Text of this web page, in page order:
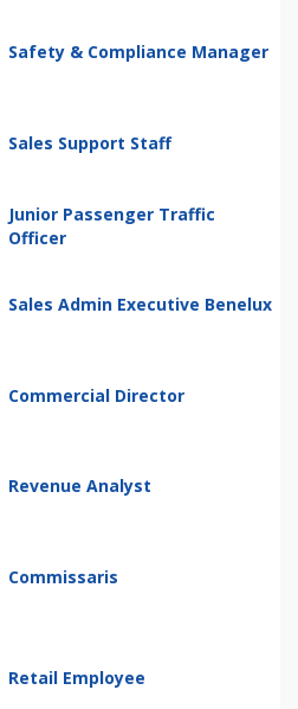
Safety & Compliance Manager
Sales Support Staff
Junior Passenger Traffic
Officer
Sales Admin Executive Benelux
Commercial Director
Revenue Analyst
Commissaris
Retail Employee